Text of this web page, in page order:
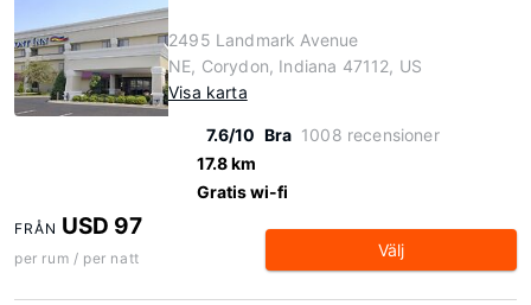
2495 Landmark Avenue
NE, Corydon, Indiana 47112, US
Visa karta
7.6/10 Bra 1008 recensioner
17.8 km
Gratis wi-fi
FRÅN USD 97
per rum / per natt Välj